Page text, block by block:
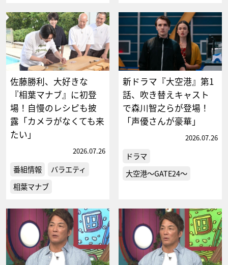
佐藤勝利、大好きな
『相葉マナブ』に初登
場！自慢のレシピも披
露「カメラがなくても来
たい」
2026.07.26
番組情報
バラエティ
相葉マナブ
新ドラマ『大空港』第1
話、吹き替えキャスト
で森川智之らが登場！
「声優さんが豪華」
2026.07.26
ドラマ
大空港～GATE24～